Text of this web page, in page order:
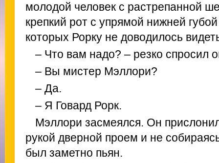
молодой человек с растрепанной
крепкий рот с упрямой нижней
которых Рорку не доводилось
– Что вам надо? – резко спросил
– Вы мистер Мэллори?
– Да.
– Я Говард Рорк.
Мэллори засмеялся. Он
рукой дверной проем и не
был заметно пьян.